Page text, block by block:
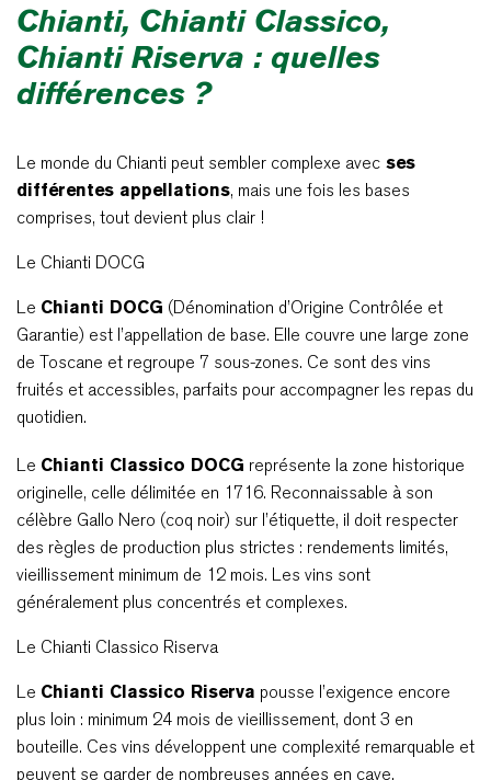
Chianti, Chianti Classico,
Chianti Riserva : quelles
différences ?
Le monde du Chianti peut sembler complexe avec ses
différentes appellations, mais une fois les bases
comprises, tout devient plus clair !
Le Chianti DOCG
Le Chianti DOCG (Dénomination d’Origine Contrôlée et
Garantie) est l’appellation de base. Elle couvre une large zone
de Toscane et regroupe 7 sous-zones. Ce sont des vins
fruités et accessibles, parfaits pour accompagner les repas du
quotidien.
Le Chianti Classico DOCG représente la zone historique
originelle, celle délimitée en 1716. Reconnaissable à son
célèbre Gallo Nero (coq noir) sur l’étiquette, il doit respecter
des règles de production plus strictes : rendements limités,
vieillissement minimum de 12 mois. Les vins sont
généralement plus concentrés et complexes.
Le Chianti Classico Riserva
Le Chianti Classico Riserva pousse l’exigence encore
plus loin : minimum 24 mois de vieillissement, dont 3 en
bouteille. Ces vins développent une complexité remarquable et
peuvent se garder de nombreuses années en cave.